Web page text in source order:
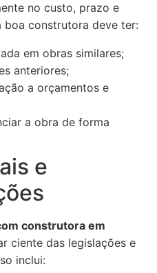
no custo, prazo e
boa construtora deve ter:
em obras similares;
anteriores;
a orçamentos e
a obra de forma
e
construtora em
ciente das legislações e
inclui: